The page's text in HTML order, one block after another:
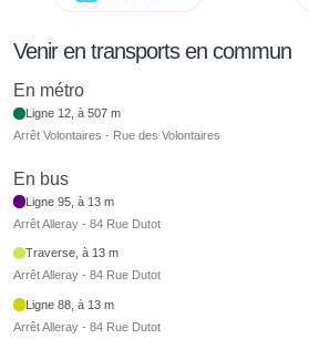
Venir en transports en commun
En métro
Ligne 12, à 507 m
Arrêt Volontaires - Rue des Volontaires
En bus
Ligne 95, à 13 m
Arrêt Alleray - 84 Rue Dutot
Traverse, à 13 m
Arrêt Alleray - 84 Rue Dutot
Ligne 88, à 13 m
Arrêt Alleray - 84 Rue Dutot